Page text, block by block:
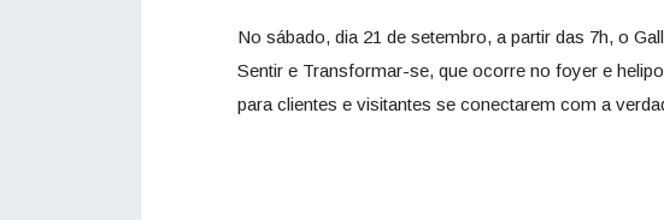
No sábado, dia 21 de setembro, a partir das 7h, o
Sentir e Transformar-se, que ocorre no foyer e
para clientes e visitantes se conectarem com a